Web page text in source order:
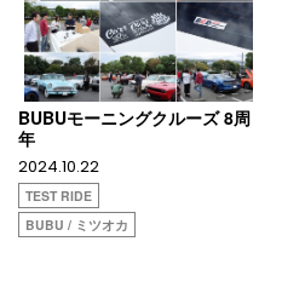
BUBUモーニングクルーズ 8周
年
2024.10.22
TEST RIDE
BUBU / ミツオカ